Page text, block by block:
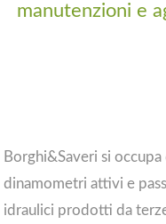
manutenzioni e
Borghi&Saveri si
dinamometri attivi e
idraulici prodotti da